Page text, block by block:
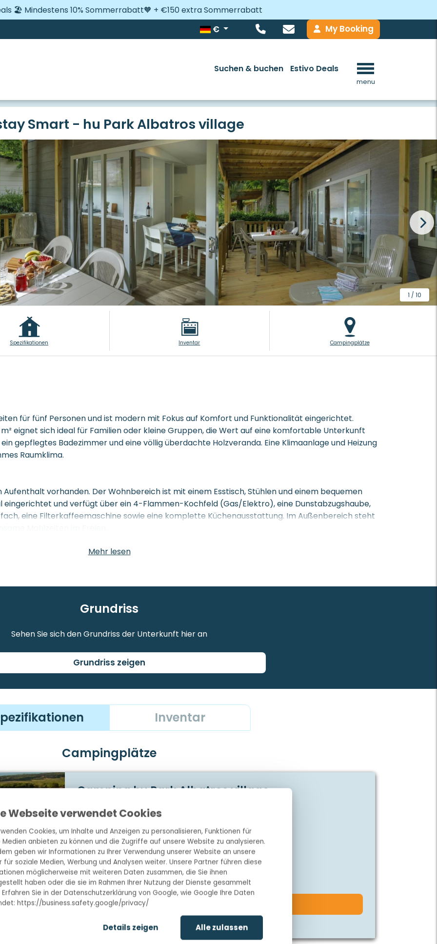
Webseite verwendet Cookies
Cookies, um Inhalte und Anzeigen zu personalisieren, Funktionen für
Medien anbieten zu können und die Zugriffe auf unsere Website zu analysieren.
geben wir Informationen zu Ihrer Verwendung unserer Website an unsere
für soziale Medien, Werbung und Analysen weiter. Unsere Partner führen diese
möglicherweise mit weiteren Daten zusammen, die Sie ihnen
haben oder die sie im Rahmen Ihrer Nutzung der Dienste gesammelt
Erfahren Sie in der Datenschutzerklärung von Google, wie Google Ihre Daten
https://business.safety.google/privacy/
Details zeigen Alle zulassen
€ My Booking
Suchen & buchen Estivo Deals
menu
🏖️ Mindestens 10% Sommerrabatt🧡 + €150 extra Sommerrabatt
Smart - hu Park Albatros village
1 / 10
Spezifikationen Inventar Campingplätze
für fünf Personen und ist modern mit Fokus auf Komfort und Funktionalität eingerichtet.
eignet sich ideal für Familien oder kleine Gruppen, die Wert auf eine komfortable Unterkunft
gepflegtes Badezimmer und eine völlig überdachte Holzveranda. Eine Klimaanlage und Heizung
Raumklima.
vorhanden. Der Wohnbereich ist mit einem Esstisch, Stühlen und einem bequemen
eingerichtet und verfügt über ein 4-Flammen-Kochfeld (Gas/Elektro), eine Dunstabzugshaube,
eine Filterkaffeemaschine sowie eine komplette Küchenausstattung. Im Außenbereich steht
Kindern ist auf Anfrage und gegen Gebühr ein Babyset mit Kinderbett, Hochstuhl und
Badezimmer mit Dusche, Waschbecken und WC sowie über ein separates zusätzliches WC.
pro Person), und ein Haartrockner ist vorhanden.
Entspannen im Freien ein. Gäste können am Esstisch Platz nehmen, eine Mahlzeit vom Grill
Haustiere sind auf Anfrage erlaubt.
Mehr lesen
Grundriss
Sehen Sie sich den Grundriss der Unterkunft hier an
Grundriss zeigen
Inventar
Campingplätze
Camping hu Park Albatros village
San Vincenzo, Toskana, Italien
Luxus-Mobilheime & eigene Mitarbeiter!
Lebendiger und gemütlicher Camping
Nur 700m vom Sandstrand entfernt